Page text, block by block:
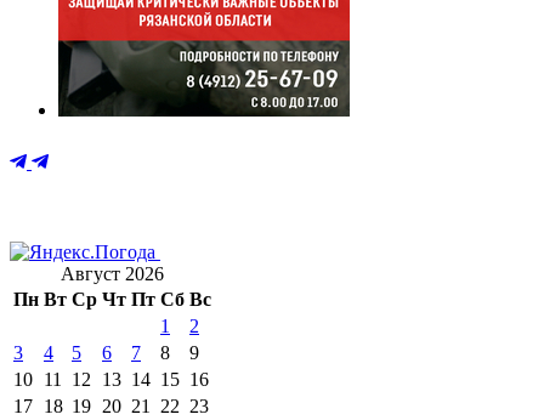
Август 2026
Пн Вт Ср Чт Пт Сб Вс
1
2
3
4 5 6 7 8
9
10 11 12 13 14 15 16
17 18 19 20 21 22 23